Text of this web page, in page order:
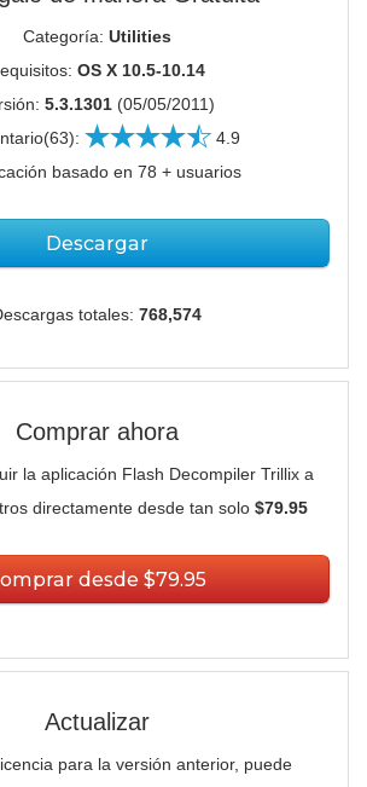
Categoría: Utilities
OS X 10.5-10.14
5.3.1301 (05/05/2011)
4.9
basado en 78 + usuarios
Descargar
totales: 768,574
Comprar ahora
la aplicación Flash Decompiler Trillix a
directamente desde tan solo $79.95
desde $79.95
Actualizar
para la versión anterior, puede